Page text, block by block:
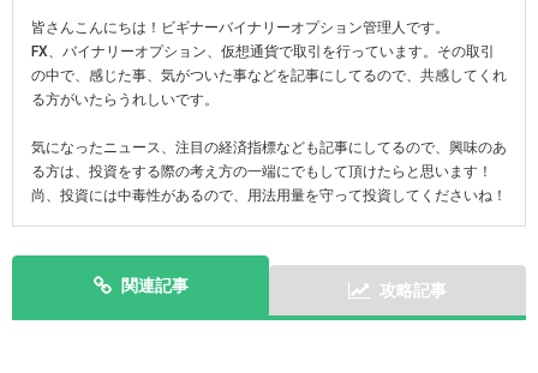
皆さんこんにちは！ビギナーバイナリーオプション管理人です。
FX、バイナリーオプション、仮想通貨で取引を行っています。その取引
の中で、感じた事、気がついた事などを記事にしてるので、共感してくれ
る方がいたらうれしいです。
気になったニュース、注目の経済指標なども記事にしてるので、興味のあ
る方は、投資をする際の考え方の一端にでもして頂けたらと思います！
尚、投資には中毒性があるので、用法用量を守って投資してくださいね！
関連記事 攻略記事